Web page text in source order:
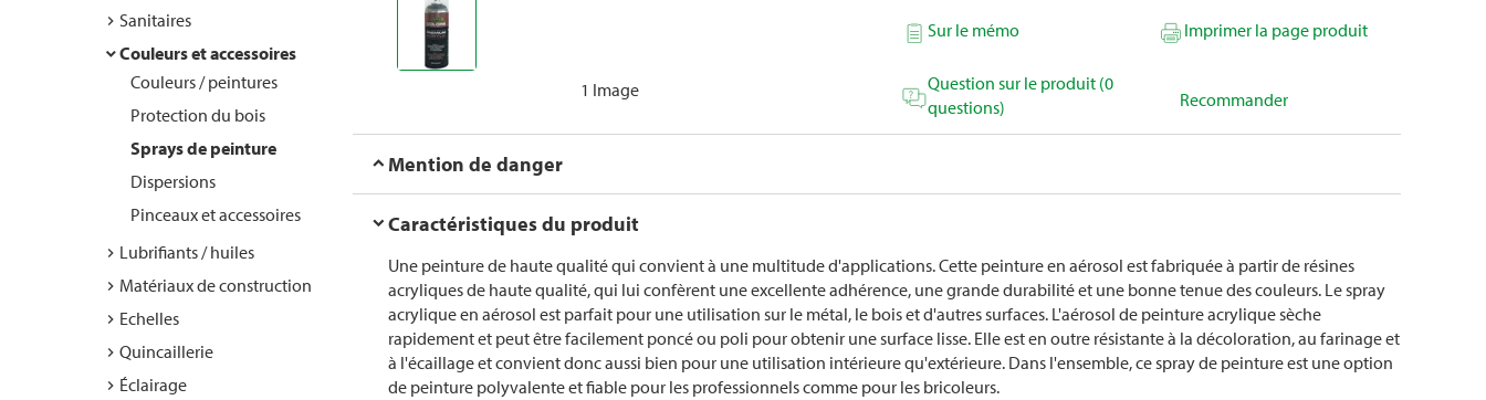
Sanitaires
Couleurs et accessoires
Couleurs / peintures
Protection du bois
Sprays de peinture
Dispersions
Pinceaux et accessoires
Lubrifiants / huiles
Matériaux de construction
Echelles
Quincaillerie
Éclairage
1 Image
Sur le mémo Imprimer la page produit
Question sur le produit (0
questions)
Recommander
Mention de danger
Caractéristiques du produit
Une peinture de haute qualité qui convient à une multitude d'applications. Cette peinture en aérosol est fabriquée à partir de résines
acryliques de haute qualité, qui lui confèrent une excellente adhérence, une grande durabilité et une bonne tenue des couleurs. Le spray
acrylique en aérosol est parfait pour une utilisation sur le métal, le bois et d'autres surfaces. L'aérosol de peinture acrylique sèche
rapidement et peut être facilement poncé ou poli pour obtenir une surface lisse. Elle est en outre résistante à la décoloration, au farinage et
à l'écaillage et convient donc aussi bien pour une utilisation intérieure qu'extérieure. Dans l'ensemble, ce spray de peinture est une option
de peinture polyvalente et fiable pour les professionnels comme pour les bricoleurs.